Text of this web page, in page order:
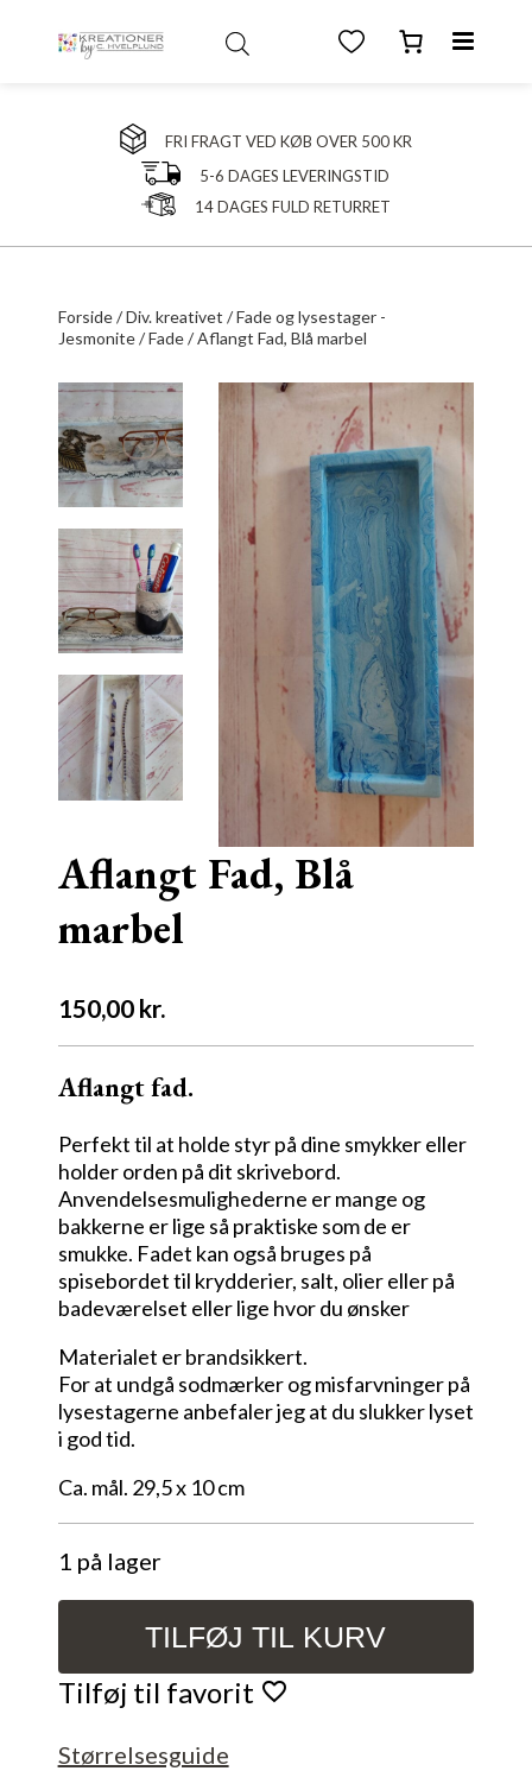
FRI FRAGT VED KØB OVER 500 KR
5-6 DAGES LEVERINGSTID
14 DAGES FULD RETURRET
Forside/Div. kreativet /Fade og lysestager -
Jesmonite/Fade/ Aflangt Fad, Blå marbel
Aflangt Fad, Blå
marbel
150,00 kr.
Aflangt fad.
Perfekt til at holde styr på dine smykker eller
holder orden på dit skrivebord.
Anvendelsesmulighederne er mange og
bakkerne er lige så praktiske som de er
smukke. Fadet kan også bruges på
spisebordet til krydderier, salt, olier eller på
badeværelset eller lige hvor du ønsker
Materialet er brandsikkert.
For at undgå sodmærker og misfarvninger på
lysestagerne anbefaler jeg at du slukker lyset
i god tid.
Ca. mål. 29,5 x 10 cm
1 på lager
Fad,
Blå
marbel
antal
TILFØJ TIL KURV
Tilføj til favorit
Størrelsesguide